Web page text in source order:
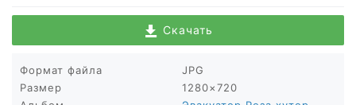
Скачать
Формат файла
JPG
Размер
1280×720